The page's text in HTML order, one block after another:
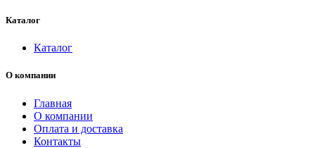
Каталог
Каталог
О компании
Главная
О компании
Оплата и доставка
Контакты